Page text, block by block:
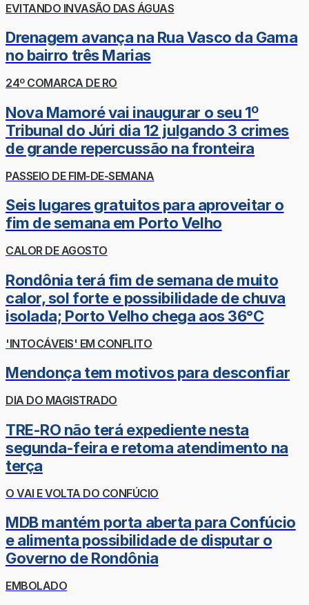
EVITANDO INVASÃO DAS ÁGUAS
Drenagem avança na Rua Vasco da Gama
no bairro três Marias
24º COMARCA DE RO
Nova Mamoré vai inaugurar o seu 1º
Tribunal do Júri dia 12 julgando 3 crimes
de grande repercussão na fronteira
PASSEIO DE FIM-DE-SEMANA
Seis lugares gratuitos para aproveitar o
fim de semana em Porto Velho
CALOR DE AGOSTO
Rondônia terá fim de semana de muito
calor, sol forte e possibilidade de chuva
isolada; Porto Velho chega aos 36°C
'INTOCÁVEIS' EM CONFLITO
Mendonça tem motivos para desconfiar
DIA DO MAGISTRADO
TRE-RO não terá expediente nesta
segunda-feira e retoma atendimento na
terça
O VAI E VOLTA DO CONFÚCIO
MDB mantém porta aberta para Confúcio
e alimenta possibilidade de disputar o
Governo de Rondônia
EMBOLADO